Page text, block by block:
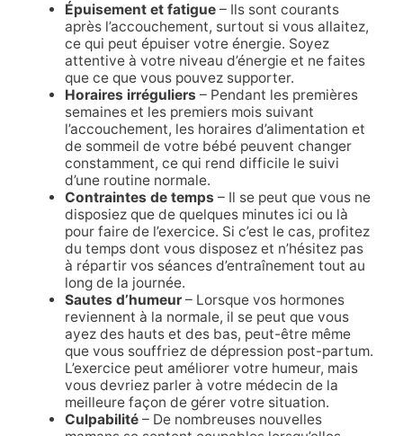
Épuisement et fatigue– Ils sont courants
après l’accouchement, surtout si vous allaitez,
ce qui peut épuiser votre énergie. Soyez
attentive à votre niveau d’énergie et ne faites
que ce que vous pouvez supporter.
Horaires irréguliers – Pendant les premières
semaines et les premiers mois suivant
l’accouchement, les horaires d’alimentation et
de sommeil de votre bébé peuvent changer
constamment, ce qui rend difficile le suivi
d’une routine normale.
Contraintes de temps – Il se peut que vous ne
disposiez que de quelques minutes ici ou là
pour faire de l’exercice. Si c’est le cas, profitez
du temps dont vous disposez et n’hésitez pas
à répartir vos séances d’entraînement tout au
long de la journée.
Sautes d’humeur– Lorsque vos hormones
reviennent à la normale, il se peut que vous
ayez des hauts et des bas, peut-être même
que vous souffriez de dépression post-partum.
L’exercice peut améliorer votre humeur, mais
vous devriez parler à votre médecin de la
meilleure façon de gérer votre situation.
Culpabilité– De nombreuses nouvelles